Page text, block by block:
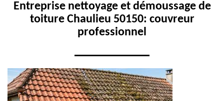
Entreprise nettoyage et démoussage de
toiture Chaulieu 50150: couvreur
professionnel